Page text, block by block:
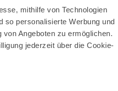
mithilfe von Technologien
so personalisierte Werbung und
Angeboten zu ermöglichen.
jederzeit über die Cookie-